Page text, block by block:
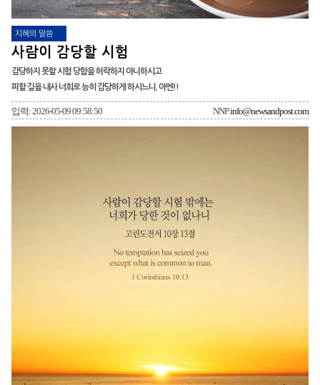
지혜의 말씀
사람이 감당할 시험
감당하지 못할 시험 당함을 허락하지 아니하시고
피할 길을 내사 너희로 능히 감당하게 하시느니. 아멘!!
입력: 2026-05-09 09:58:50 NNPinfo@newsandpost.com